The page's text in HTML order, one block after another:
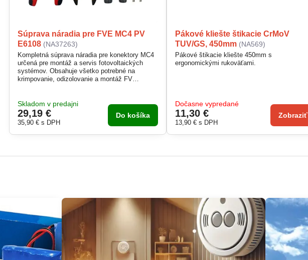
Súprava náradia pre FVE MC4 PV
E6108 (NA37263)
Kompletná súprava náradia pre konektory MC4
určená pre montáž a servis fotovoltaických
systémov. Obsahuje všetko potrebné na
krimpovanie, odizolovanie a montáž FV
Dodávaná je v praktickom úložnom boxe.
Skladom v predajni
29,19 €
35,90 €s DPH
Do košíka
Pákové kliešte štikacie CrMoV
TUV/GS, 450mm (NA569)
Pákové štikacie kliešte 450mm s
ergonomickými rukoväťami.
Dočasne vypredané
11,30 €
13,90 €s DPH
Zobraziť